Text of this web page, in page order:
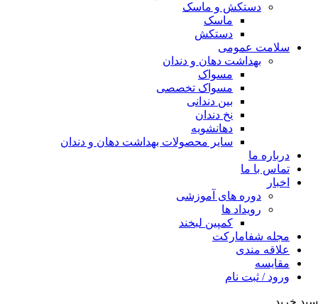
دستکش و ماسک
ماسک
دستکش
سلامت عمومی
بهداشت دهان و دندان
مسواک
مسواک تخصصی
بین دندانی
نخ دندان
دهانشویه
سایر محصولات بهداشت دهان و دندان
درباره ما
تماس با ما
اخبار
دوره های آموزشی
رویداد ها
کمپین لبخند
مجله شفامارکت
علاقه مندی
مقایسه
ورود / ثبت نام
سبد خرید